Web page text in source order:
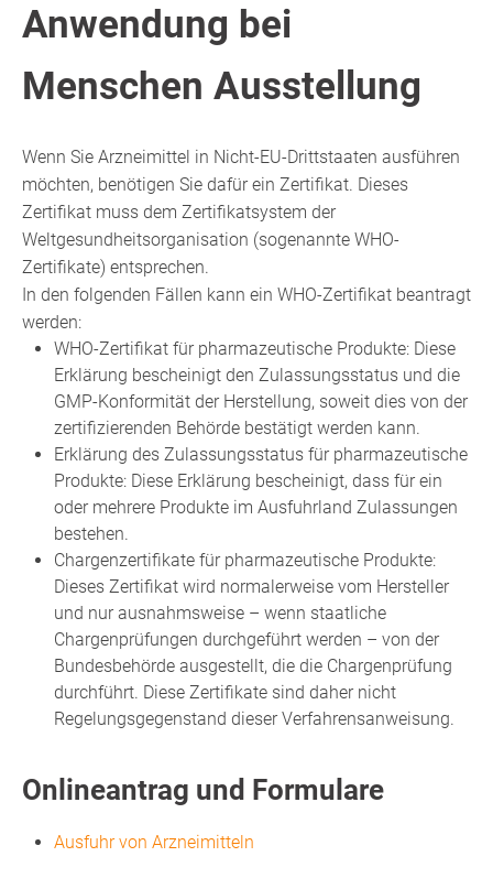
Anwendung bei
Menschen Ausstellung
Wenn Sie Arzneimittel in Nicht-EU-Drittstaaten ausführen
möchten, benötigen Sie dafür ein Zertifikat. Dieses
Zertifikat muss dem Zertifikatsystem der
Weltgesundheitsorganisation (sogenannte WHO-
Zertifikate) entsprechen.
In den folgenden Fällen kann ein WHO-Zertifikat beantragt
werden:
WHO-Zertifikat für pharmazeutische Produkte: Diese
Erklärung bescheinigt den Zulassungsstatus und die
GMP-Konformität der Herstellung, soweit dies von der
zertifizierenden Behörde bestätigt werden kann.
Erklärung des Zulassungsstatus für pharmazeutische
Produkte: Diese Erklärung bescheinigt, dass für ein
oder mehrere Produkte im Ausfuhrland Zulassungen
bestehen.
Chargenzertifikate für pharmazeutische Produkte:
Dieses Zertifikat wird normalerweise vom Hersteller
und nur ausnahmsweise – wenn staatliche
Chargenprüfungen durchgeführt werden – von der
Bundesbehörde ausgestellt, die die Chargenprüfung
durchführt. Diese Zertifikate sind daher nicht
Regelungsgegenstand dieser Verfahrensanweisung.
Onlineantrag und Formulare
Ausfuhr von Arzneimitteln